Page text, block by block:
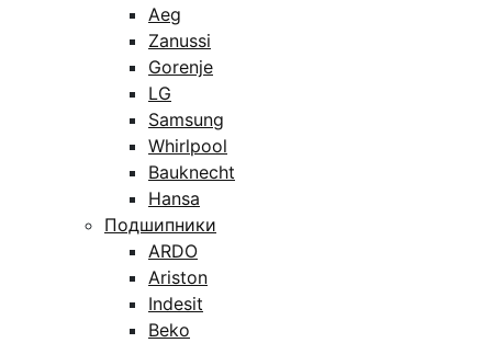
Aeg
Zanussi
Gorenje
LG
Samsung
Whirlpool
Bauknecht
Hansa
Подшипники
ARDO
Ariston
Indesit
Beko